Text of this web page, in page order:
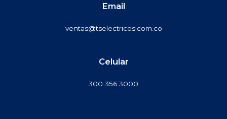
Email
ventas@tselectricos.com.co
Celular
300 356 3000